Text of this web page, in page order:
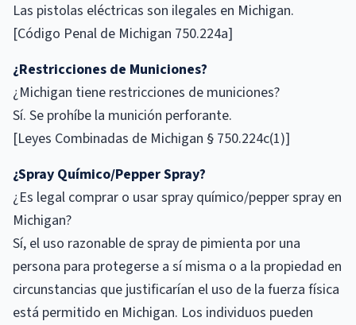
Las pistolas eléctricas son ilegales en Michigan.
[Código Penal de Michigan 750.224a]
¿Restricciones de Municiones?
¿Michigan tiene restricciones de municiones?
Sí. Se prohíbe la munición perforante.
[Leyes Combinadas de Michigan § 750.224c(1)]
¿Spray Químico/Pepper Spray?
¿Es legal comprar o usar spray químico/pepper spray en
Michigan?
Sí, el uso razonable de spray de pimienta por una
persona para protegerse a sí misma o a la propiedad en
circunstancias que justificarían el uso de la fuerza física
está permitido en Michigan. Los individuos pueden